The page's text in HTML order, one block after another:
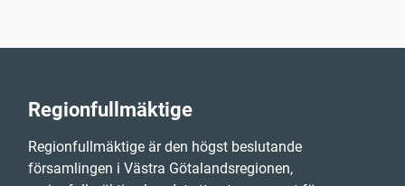
Regionfullmäktige
Regionfullmäktige är den högst beslutande
församlingen i Västra Götalandsregionen,